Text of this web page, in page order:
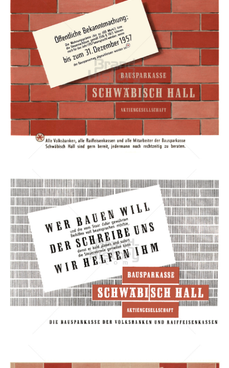
BAUSPARKASSE SCHWÄBISCH HALL
Bausparkasse Schwäbisch Hall AG
1958
BAUSPARKASSE SCHWÄBISCH HALL
Bausparkasse Schwäbisch Hall AG
1958
Bild-ID: 7267